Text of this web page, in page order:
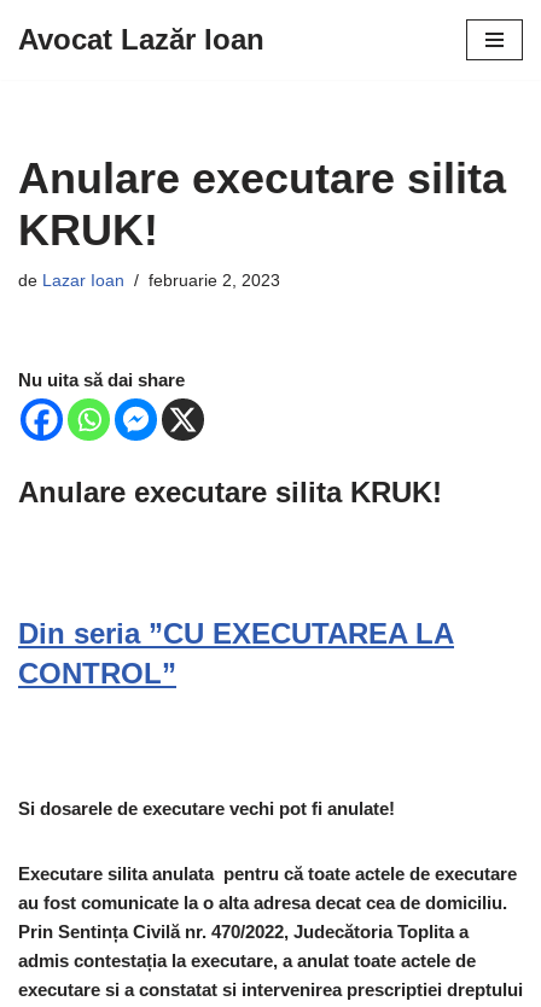
Avocat Lazăr Ioan
Anulare executare silita
KRUK!
de Lazar Ioan februarie 2, 2023
Nu uita să dai share
Anulare executare silita KRUK!
Din seria ”CU EXECUTAREA LA
CONTROL”
Si dosarele de executare vechi pot fi anulate!
Executare silita anulata pentru că toate actele de executare
au fost comunicate la o alta adresa decat cea de domiciliu.
Prin Sentința Civilă nr. 470/2022, Judecătoria Toplita a
admis contestația la executare, a anulat toate actele de
executare si a constatat si intervenirea prescriptiei dreptului